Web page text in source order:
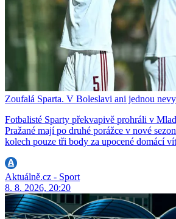
Zoufalá Sparta. V Boleslavi ani jednou
Fotbalisté Sparty překvapivě prohráli v
Pražané mají po druhé porážce v nové
kolech pouze tři body za upocené domácí
Aktuálně.cz - Sport
8. 8. 2026, 20:20